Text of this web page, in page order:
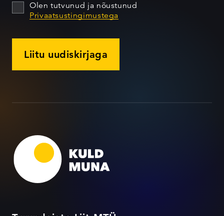
Olen tutvunud ja nõustunud
Privaatsustingimustega
Liitu uudiskirjaga